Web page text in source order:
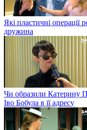
Які пластичні
дружина
Чи образили Катерину
Іво Бобула в її адресу